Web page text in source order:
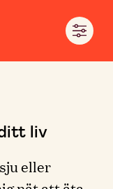
liv
eller